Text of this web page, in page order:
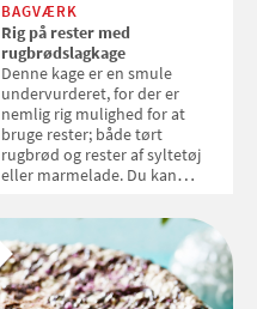
BAGVÆRK
Rig på rester med
rugbrødslagkage
Denne kage er en smule
undervurderet, for der er
nemlig rig mulighed for at
bruge rester; både tørt
rugbrød og rester af syltetøj
eller marmelade. Du kan
marmelade, du kan lide eller
har i køleskabet.